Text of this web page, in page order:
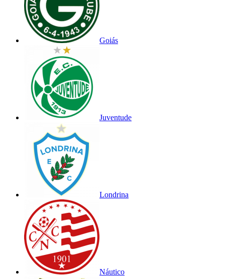
Goiás
Juventude
Londrina
Náutico